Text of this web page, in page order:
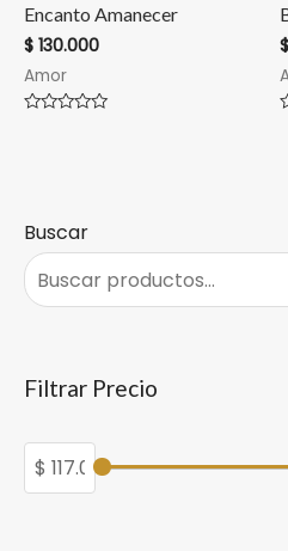
Buscar
Filtrar Precio
Encanto Amanecer
$ 130.000
Amor
$